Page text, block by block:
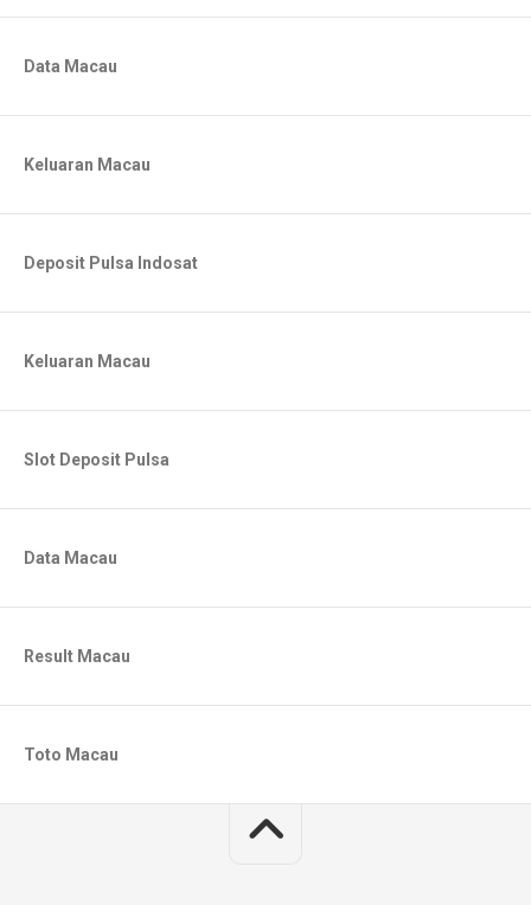
Data Macau
Keluaran Macau
Deposit Pulsa Indosat
Keluaran Macau
Slot Deposit Pulsa
Data Macau
Result Macau
Toto Macau